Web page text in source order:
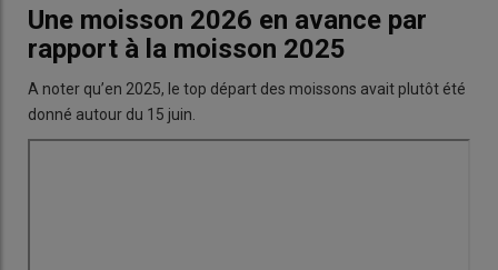
Une moisson 2026 en avance par
rapport à la moisson 2025
A noter qu’en 2025, le top départ des moissons avait plutôt été
donné autour du 15 juin.